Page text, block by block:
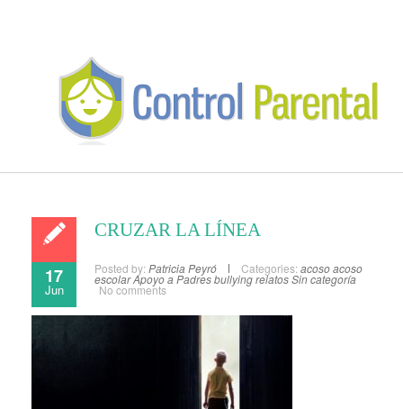
17
Jun
CRUZAR LA LÍNEA
Posted by: Patricia Peyró Categories: acosoacoso
escolarApoyo a PadresbullyingrelatosSin categoría
No comments